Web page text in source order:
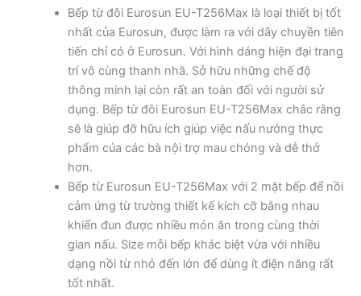
Bếp từ đôi Eurosun EU-T256Max là loại thiết bị tốt
nhất của Eurosun, được làm ra với dây chuyền tiên
tiến chỉ có ở Eurosun. Với hình dáng hiện đại trang
trí vô cùng thanh nhã. Sở hữu những chế độ
thông minh lại còn rất an toàn đối với người sử
dụng. Bếp từ đôi Eurosun EU-T256Max chắc rằng
sẽ là giúp đỡ hữu ích giúp việc nấu nướng thực
phẩm của các bà nội trợ mau chóng và dễ thở
hơn.
Bếp từ Eurosun EU-T256Max với 2 mặt bếp để nồi
cảm ứng từ trường thiết kế kích cỡ bằng nhau
khiến đun được nhiều món ăn trong cùng thời
gian nấu. Size mỗi bếp khác biệt vừa với nhiều
dạng nồi từ nhỏ đến lớn để dùng ít điện năng rất
tốt nhất.